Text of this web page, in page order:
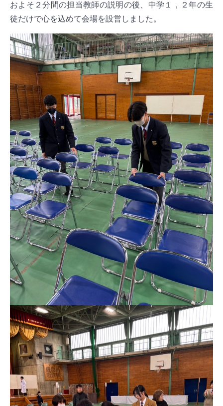
およそ２分間の担当教師の説明の後、中学１，２年の生
徒だけで心を込めて会場を設営しました。